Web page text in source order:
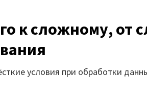
к сложному, от
условия при обработки